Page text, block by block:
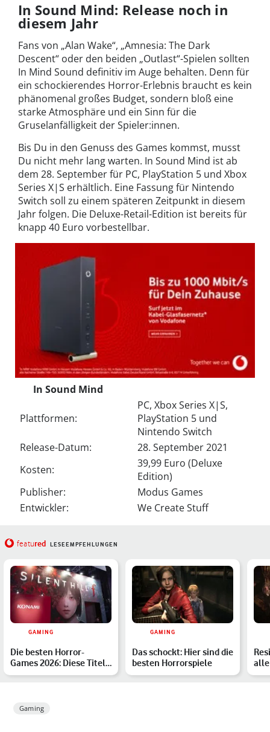
In Sound Mind: Release noch in
diesem Jahr
Fans von „Alan Wake“, „Amnesia: The Dark
Descent“ oder den beiden „Outlast“-Spielen sollten
In Mind Sound definitiv im Auge behalten. Denn für
ein schockierendes Horror-Erlebnis braucht es kein
phänomenal großes Budget, sondern bloß eine
starke Atmosphäre und ein Sinn für die
Gruselanfälligkeit der Spieler:innen.
Bis Du in den Genuss des Games kommst, musst
Du nicht mehr lang warten. In Sound Mind ist ab
dem 28. September für PC, PlayStation 5 und Xbox
Series X|S erhältlich. Eine Fassung für Nintendo
Switch soll zu einem späteren Zeitpunkt in diesem
Jahr folgen. Die Deluxe-Retail-Edition ist bereits für
knapp 40 Euro vorbestellbar.
In Sound Mind
Plattformen:
PC, Xbox Series X|S,
PlayStation 5 und
Nintendo Switch
Release-Datum:
28. September 2021
Kosten:
39,99 Euro (Deluxe
Edition)
Publisher:
Modus Games
Entwickler:
We Create Stuff
featured LESEEMPFEHLUNGEN
GAMING
Die besten Horror-
Games 2026: Diese Titel
musst Du kennen
GAMING
Das schockt: Hier sind die
besten Horrorspiele
Gaming